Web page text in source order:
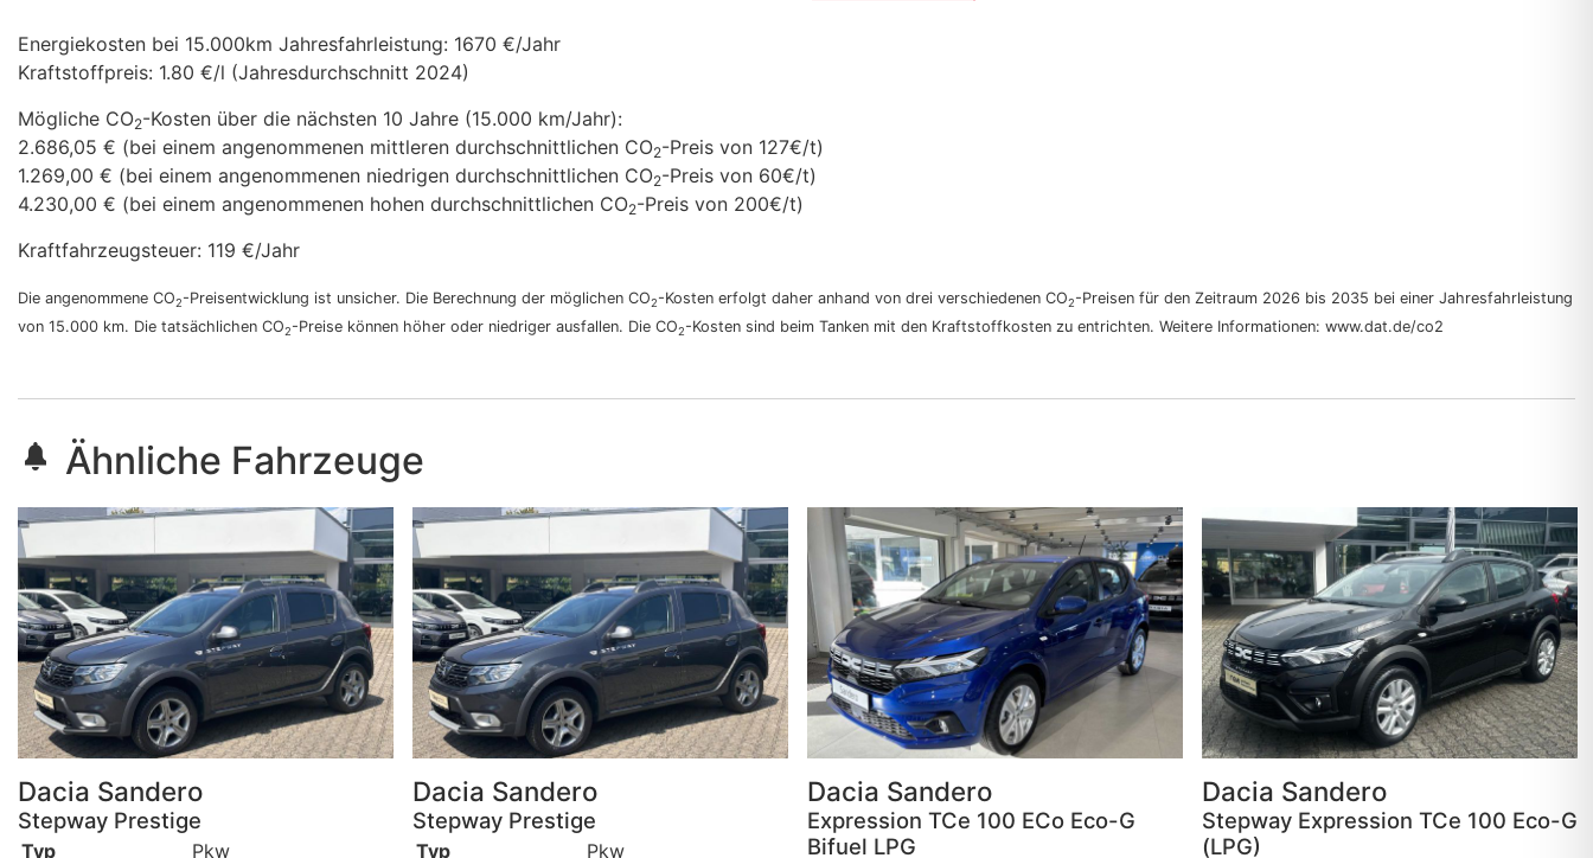
Energiekosten bei 15.000km Jahresfahrleistung: 1670 €/Jahr
Kraftstoffpreis: 1.80 €/l (Jahresdurchschnitt 2024)
Mögliche CO2-Kosten über die nächsten 10 Jahre (15.000 km/Jahr):
2.686,05 € (bei einem angenommenen mittleren durchschnittlichen CO2-Preis von 127€/t)
1.269,00 € (bei einem angenommenen niedrigen durchschnittlichen CO2-Preis von 60€/t)
4.230,00 € (bei einem angenommenen hohen durchschnittlichen CO2-Preis von 200€/t)
Kraftfahrzeugsteuer: 119 €/Jahr
Die angenommene CO2-Preisentwicklung ist unsicher. Die Berechnung der möglichen CO2-Kosten erfolgt daher anhand von drei verschiedenen CO2-Preisen für den Zeitraum 2026 bis 2035 bei einer Jahresfahrleistung
von 15.000 km. Die tatsächlichen CO2-Preise können höher oder niedriger ausfallen. Die CO2-Kosten sind beim Tanken mit den Kraftstoffkosten zu entrichten. Weitere Informationen: www.dat.de/co2
Ähnliche Fahrzeuge
Dacia Sandero
Stepway Prestige
Typ Pkw
Dacia Sandero
Stepway Prestige
Typ Pkw
Dacia Sandero
Expression TCe 100 ECo Eco-G
Bifuel LPG
Dacia Sandero
Stepway Expression TCe 100 Eco-G
(LPG)